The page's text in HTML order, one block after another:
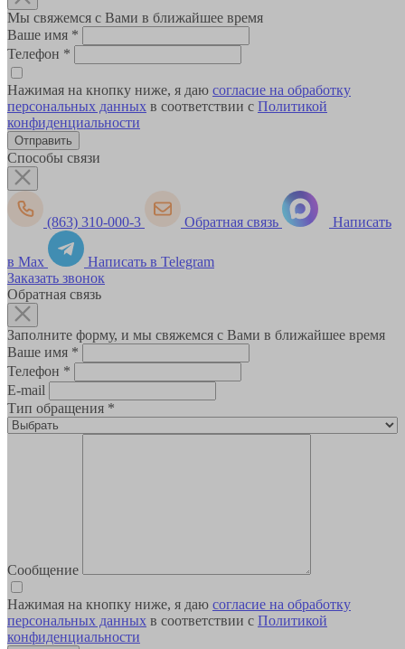
Мы свяжемся с Вами в ближайшее время
Ваше имя *
Телефон *
Нажимая на кнопку ниже, я даю согласие на обработку
персональных данных в соответствии с Политикой
конфиденциальности
Способы связи
(863) 310-000-3 Обратная связь Написать
в Max
Написать в Telegram
Заказать звонок
Обратная связь
Заполните форму, и мы свяжемся с Вами в ближайшее время
Ваше имя *
Телефон *
E-mail
Тип обращения *
Сообщение
Нажимая на кнопку ниже, я даю согласие на обработку
персональных данных в соответствии с Политикой
конфиденциальности